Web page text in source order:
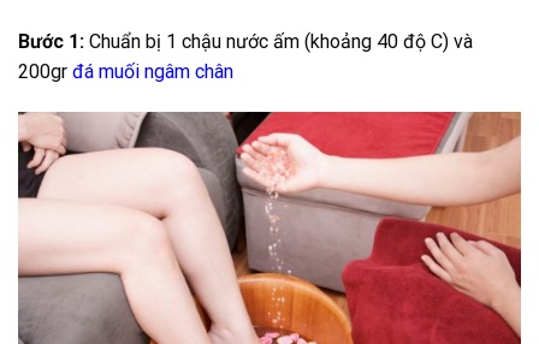
Bước 1: Chuẩn bị 1 chậu nước ấm (khoảng 40 độ C) và
200gr đá muối ngâm chân